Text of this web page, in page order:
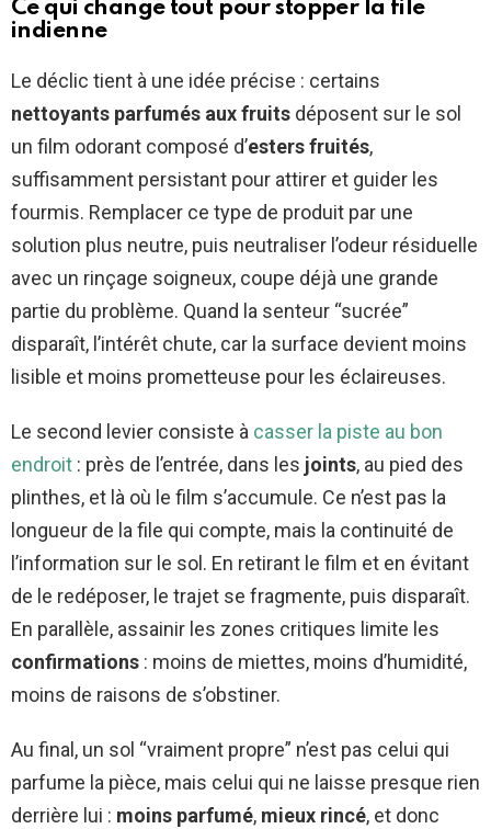
Ce qui change tout pour stopper la file
indienne
Le déclic tient à une idée précise : certains
nettoyants parfumés aux fruits déposent sur le sol
un film odorant composé d’esters fruités,
suffisamment persistant pour attirer et guider les
fourmis. Remplacer ce type de produit par une
solution plus neutre, puis neutraliser l’odeur résiduelle
avec un rinçage soigneux, coupe déjà une grande
partie du problème. Quand la senteur “sucrée”
disparaît, l’intérêt chute, car la surface devient moins
lisible et moins prometteuse pour les éclaireuses.
Le second levier consiste à casser la piste au bon
endroit : près de l’entrée, dans les joints, au pied des
plinthes, et là où le film s’accumule. Ce n’est pas la
longueur de la file qui compte, mais la continuité de
l’information sur le sol. En retirant le film et en évitant
de le redéposer, le trajet se fragmente, puis disparaît.
En parallèle, assainir les zones critiques limite les
confirmations : moins de miettes, moins d’humidité,
moins de raisons de s’obstiner.
Au final, un sol “vraiment propre” n’est pas celui qui
parfume la pièce, mais celui qui ne laisse presque rien
derrière lui : moins parfumé, mieux rincé, et donc